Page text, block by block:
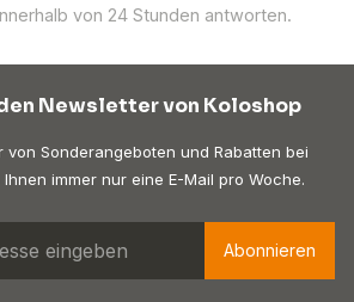
von 24 Stunden antworten.
Newsletter von Koloshop
von Sonderangeboten und Rabatten bei
immer nur eine E-Mail pro Woche.
Abonnieren